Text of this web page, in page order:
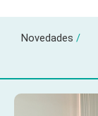
Novedades /